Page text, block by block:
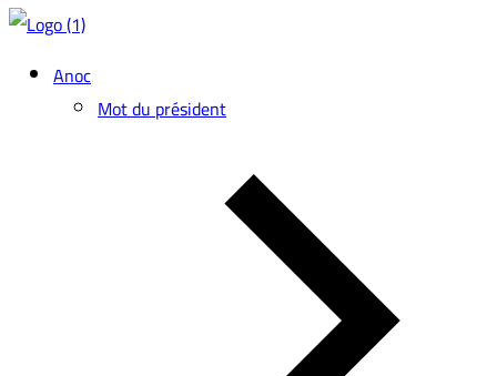
Anoc
Mot du président